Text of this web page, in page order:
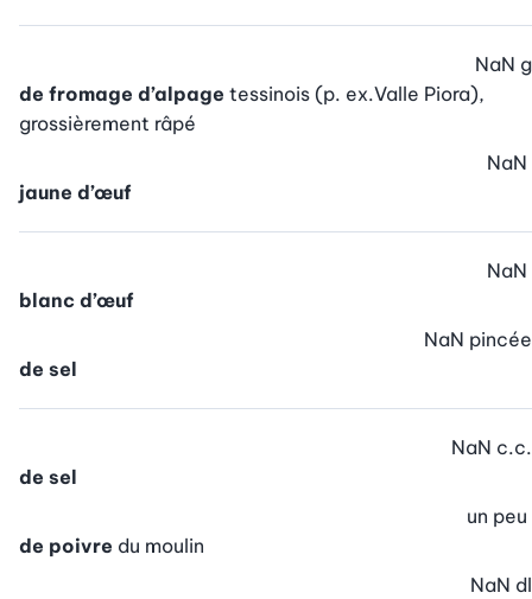
de fromage d’alpage tessinois (p. ex.Valle Piora),
grossièrement râpé
NaN g
jaune d’œuf
NaN
blanc d’œuf
NaN
de sel
NaN pincée
de sel
NaN c.c.
de poivre du moulin
un peu
NaN dl